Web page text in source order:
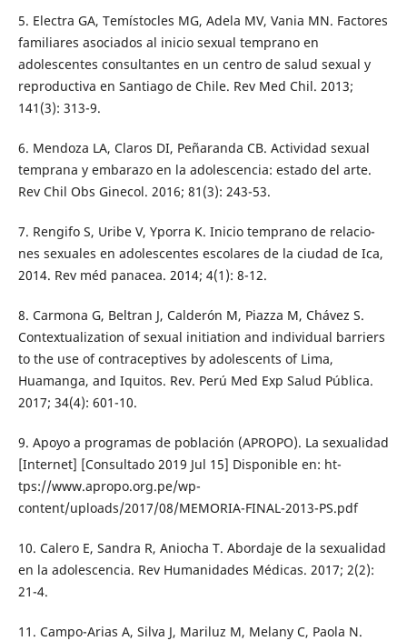
5. Electra GA, Temístocles MG, Adela MV, Vania MN. Factores
familiares asociados al inicio sexual temprano en
adolescentes consultantes en un centro de salud sexual y
reproductiva en Santiago de Chile. Rev Med Chil. 2013;
141(3): 313-9.
6. Mendoza LA, Claros DI, Peñaranda CB. Actividad sexual
temprana y embarazo en la adolescencia: estado del arte.
Rev Chil Obs Ginecol. 2016; 81(3): 243-53.
7. Rengifo S, Uribe V, Yporra K. Inicio temprano de relacio-
nes sexuales en adolescentes escolares de la ciudad de Ica,
2014. Rev méd panacea. 2014; 4(1): 8-12.
8. Carmona G, Beltran J, Calderón M, Piazza M, Chávez S.
Contextualization of sexual initiation and individual barriers
to the use of contraceptives by adolescents of Lima,
Huamanga, and Iquitos. Rev. Perú Med Exp Salud Pública.
2017; 34(4): 601-10.
9. Apoyo a programas de población (APROPO). La sexualidad
[Internet] [Consultado 2019 Jul 15] Disponible en: ht-
tps://www.apropo.org.pe/wp-
content/uploads/2017/08/MEMORIA-FINAL-2013-PS.pdf
10. Calero E, Sandra R, Aniocha T. Abordaje de la sexualidad
en la adolescencia. Rev Humanidades Médicas. 2017; 2(2):
21-4.
11. Campo-Arias A, Silva J, Mariluz M, Melany C, Paola N.